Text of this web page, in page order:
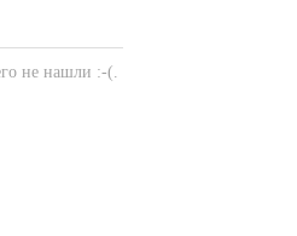
не нашли :-(.